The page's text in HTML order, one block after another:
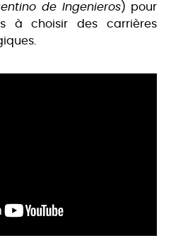
de Ingenieros) pour
à choisir des carrières